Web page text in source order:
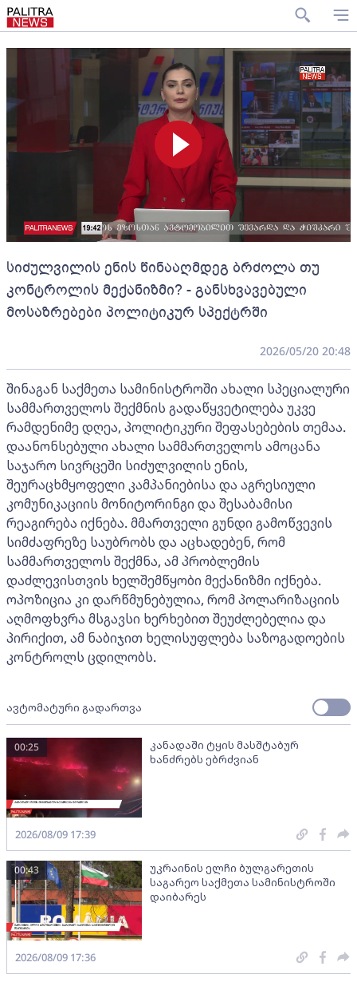
სიძულვილის ენის წინააღმდეგ ბრძოლა თუ
კონტროლის მექანიზმი? - განსხვავებული
მოსაზრებები პოლიტიკურ სპექტრში
2026/05/20 20:48
შინაგან საქმეთა სამინისტროში ახალი სპეციალური
სამმართველოს შექმნის გადაწყვეტილება უკვე
რამდენიმე დღეა, პოლიტიკური შეფასებების თემაა.
დაანონსებული ახალი სამმართველოს ამოცანა
საჯარო სივრცეში სიძულვილის ენის,
შეურაცხმყოფელი კამპანიებისა და აგრესიული
კომუნიკაციის მონიტორინგი და შესაბამისი
რეაგირება იქნება. მმართველი გუნდი გამოწვევის
სიმძაფრეზე საუბრობს და აცხადებენ, რომ
სამმართველოს შექმნა, ამ პრობლემის
დაძლევისთვის ხელშემწყობი მექანიზმი იქნება.
ოპოზიცია კი დარწმუნებულია, რომ პოლარიზაციის
აღმოფხვრა მსგავსი ხერხებით შეუძლებელია და
პირიქით, ამ ნაბიჯით ხელისუფლება საზოგადოების
კონტროლს ცდილობს.
ავტომატური გადართვა
კანადაში ტყის მასშტაბურ
ხანძრებს ებრძვიან
00:25
2026/08/09 17:39
უკრაინის ელჩი ბულგარეთის
საგარეო საქმეთა სამინისტროში
დაიბარეს
00:43
2026/08/09 17:36